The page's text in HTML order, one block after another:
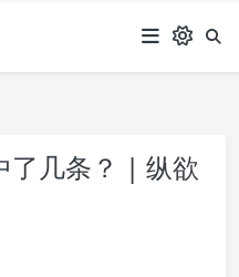
了几条？ | 纵欲